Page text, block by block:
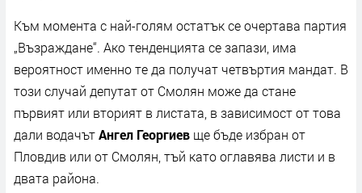
Към момента с най-голям остатък се очертава партия
„Възраждане“. Ако тенденцията се запази, има
вероятност именно те да получат четвъртия мандат. В
този случай депутат от Смолян може да стане
първият или вторият в листата, в зависимост от това
дали водачътАнгел Георгиев ще бъде избран от
Пловдив или от Смолян, тъй като оглавява листи и в
двата района.